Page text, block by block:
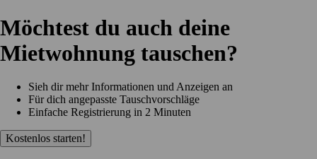
Möchtest du auch deine
Mietwohnung tauschen?
Sieh dir mehr Informationen und Anzeigen an
Für dich angepasste Tauschvorschläge
Einfache Registrierung in 2 Minuten
Kostenlos starten!